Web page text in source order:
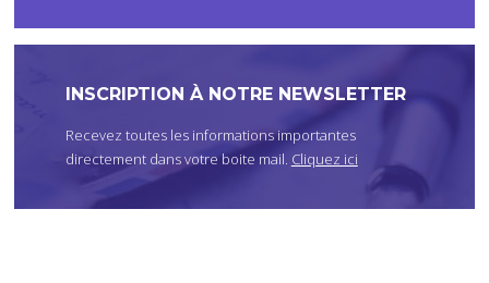
C
INSCRIPTION À NOTRE NEWSLETTER
Recevez toutes les informations importantes
directement dans votre boite mail. Cliquez ici